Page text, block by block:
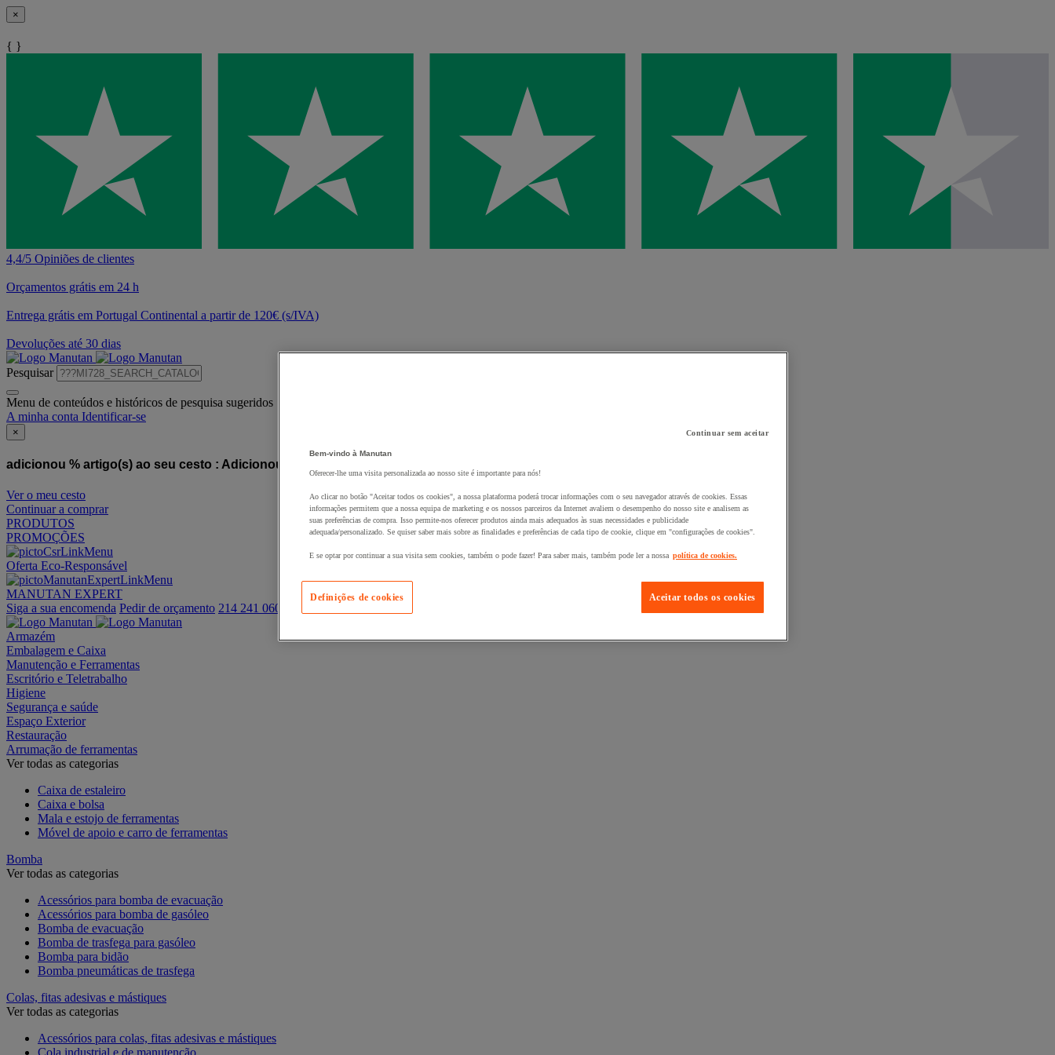
×
{ }
4,4/5 Opiniões de clientes
Orçamentos grátis em 24 h
Entrega grátis em Portugal Continental a partir de 120€ (s/IVA)
Devoluções até 30 dias
Pesquisar
Menu de conteúdos e históricos de pesquisa sugeridos
A minha conta Identificar-se
×
adicionou % artigo(s) ao seu cesto : Adicionou este artigo ao seu cesto :
Ver o meu cesto
Continuar a comprar
PRODUTOS
PROMOÇÕES
Oferta Eco-Responsável
MANUTAN EXPERT
Siga a sua encomenda Pedir de orçamento 214 241 060
Armazém
Embalagem e Caixa
Manutenção e Ferramentas
Escritório e Teletrabalho
Higiene
Segurança e saúde
Espaço Exterior
Restauração
Arrumação de ferramentas
Ver todas as categorias
Caixa de estaleiro
Caixa e bolsa
Mala e estojo de ferramentas
Móvel de apoio e carro de ferramentas
Bomba
Ver todas as categorias
Acessórios para bomba de evacuação
Acessórios para bomba de gasóleo
Bomba de evacuação
Bomba de trasfega para gasóleo
Bomba para bidão
Bomba pneumáticas de trasfega
Colas, fitas adesivas e mástiques
Ver todas as categorias
Acessórios para colas, fitas adesivas e mástiques
Cola industrial e de manutenção
Continuar sem aceitar
Bem-vindo à Manutan
Oferecer-lhe uma visita personalizada ao nosso site é importante para nós!
Ao clicar no botão "Aceitar todos os cookies", a nossa plataforma poderá trocar informações com o seu navegador através de cookies. Essas
informações permitem que a nossa equipa de marketing e os nossos parceiros da Internet avaliem o desempenho do nosso site e analisem as
suas preferências de compra. Isso permite-nos oferecer produtos ainda mais adequados às suas necessidades e publicidade
adequada/personalizado. Se quiser saber mais sobre as finalidades e preferências de cada tipo de cookie, clique em "configurações de cookies".
E se optar por continuar a sua visita sem cookies, também o pode fazer! Para saber mais, também pode ler a nossa política de cookies.
Aceitar todos os cookies
Definições de cookies